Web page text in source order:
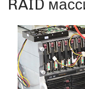
RAID